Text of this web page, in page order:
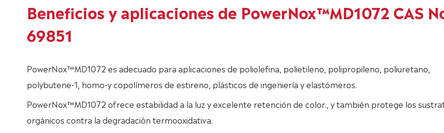
Beneficios y aplicaciones de PowerNox™MD1072 CAS
69851
PowerNox™MD1072 es adecuado para aplicaciones de poliolefina, polietileno, polipropileno, poliuretano,
polybutene-1, homo-y copolímeros de estireno, plásticos de ingeniería y elastómeros.
PowerNox™MD1072 ofrece estabilidad a la luz y excelente retención de color., y también protege los
orgánicos contra la degradación termooxidativa.